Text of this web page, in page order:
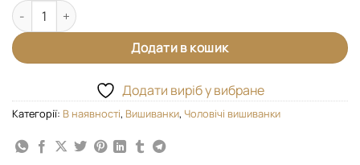
Чоловіча вишиванка "Горгани" кількість
Додати в кошик
Додати виріб у вибране
Категорії: В наявності, Вишиванки, Чоловічі вишиванки